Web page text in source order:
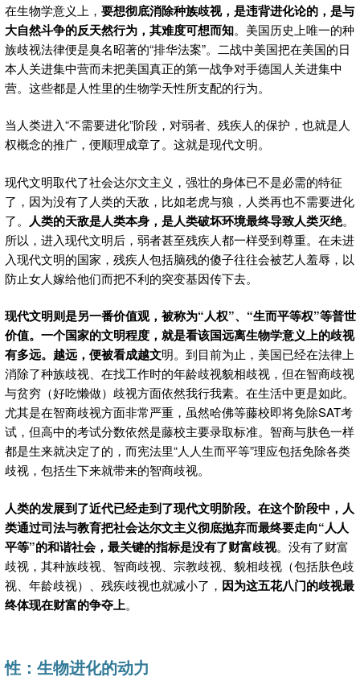
在生物学意义上， 要想彻底消除种族歧视，是违背进化论的，是与
大自然斗争的反天然行为，其难度可想而知。美国历史上唯一的种
族歧视法律便是臭名昭著的“排华法案”。二战中美国把在美国的日
本人关进集中营而未把美国真正的第一战争对手德国人关进集中
营。这些都是人性里的生物学天性所支配的行为。
当人类进入“不需要进化”阶段，对弱者、残疾人的保护，也就是人
权概念的推广，便顺理成章了。这就是现代文明。
现代文明取代了社会达尔文主义，强壮的身体已不是必需的特征
了，因为没有了人类的天敌，比如老虎与狼，人类再也不需要进化
了。 人类的天敌是人类本身，是人类破坏环境最终导致人类灭绝。
所以，进入现代文明后，弱者甚至残疾人都一样受到尊重。在未进
入现代文明的国家，残疾人包括脑残的傻子往往会被艺人羞辱，以
防止女人嫁给他们而把不利的突变基因传下去。
现代文明则是另一番价值观，被称为“人权”、“生而平等权”等普世
价值。一个国家的文明程度，就是看该国远离生物学意义上的歧视
有多远。越远，便被看成越文明。到目前为止，美国已经在法律上
消除了种族歧视、在找工作时的年龄歧视貌相歧视，但在智商歧视
与贫穷（好吃懒做）歧视方面依然我行我素。在生活中更是如此。
尤其是在智商歧视方面非常严重，虽然哈佛等藤校即将免除SAT考
试，但高中的考试分数依然是藤校主要录取标准。智商与肤色一样
都是生来就决定了的，而宪法里“人人生而平等”理应包括免除各类
歧视，包括生下来就带来的智商歧视。
人类的发展到了近代已经走到了现代文明阶段。在这个阶段中，人
类通过司法与教育把社会达尔文主义彻底抛弃而最终要走向“人人
平等”的和谐社会，最关键的指标是没有了财富歧视。没有了财富
歧视，其种族歧视、智商歧视、宗教歧视、貌相歧视（包括肤色歧
视、年龄歧视）、残疾歧视也就减小了， 因为这五花八门的歧视最
终体现在财富的争夺上。
性：生物进化的动力